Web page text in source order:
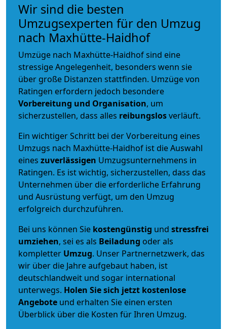
Wir sind die besten
Umzugsexperten für den Umzug
nach Maxhütte-Haidhof
Umzüge nach Maxhütte-Haidhof sind eine
stressige Angelegenheit, besonders wenn sie
über große Distanzen stattfinden. Umzüge von
Ratingen erfordern jedoch besondere
Vorbereitung und Organisation, um
sicherzustellen, dass alles reibungslosverläuft.
Ein wichtiger Schritt bei der Vorbereitung eines
Umzugs nach Maxhütte-Haidhof ist die Auswahl
eines zuverlässigen Umzugsunternehmens in
Ratingen. Es ist wichtig, sicherzustellen, dass das
Unternehmen über die erforderliche Erfahrung
und Ausrüstung verfügt, um den Umzug
erfolgreich durchzuführen.
Bei uns können Sie kostengünstig und stressfrei
umziehen, sei es als Beiladung oder als
kompletter Umzug. Unser Partnernetzwerk, das
wir über die Jahre aufgebaut haben, ist
deutschlandweit und sogar international
unterwegs. Holen Sie sich jetzt kostenlose
Angebote und erhalten Sie einen ersten
Überblick über die Kosten für Ihren Umzug.